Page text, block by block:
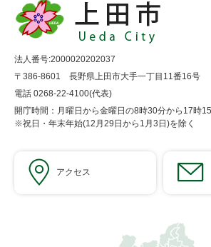
法人番号:2000020202037
〒386-8601 長野県上田市大手一丁目11番16号
電話 0268-22-4100(代表)
開庁時間：月曜日から金曜日の8時30分から17時
※祝日・年末年始(12月29日から1月3日)を除く
アクセス